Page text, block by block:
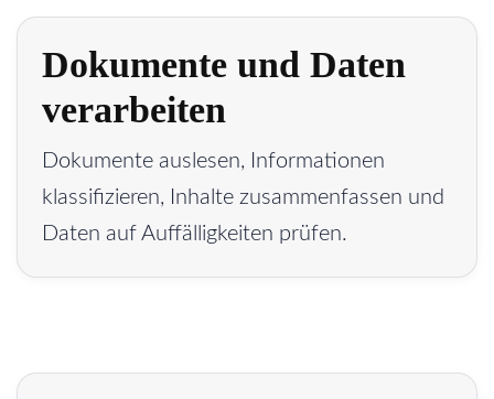
Dokumente und Daten
verarbeiten
Dokumente auslesen, Informationen
klassifizieren, Inhalte zusammenfassen und
Daten auf Auffälligkeiten prüfen.